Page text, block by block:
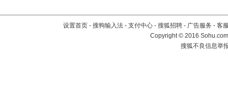
设置首页 - 搜狗输入法 - 支付中心 - 搜狐招聘 - 广告服务 - 客
Copyright©2016
搜狐不良信息举